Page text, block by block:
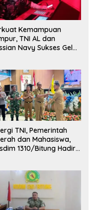
Kemampuan
TNI AL dan
Navy Sukses Gelar
TNI, Pemerintah
dan Mahasiswa,
1310/Bitung Hadiri
Bitung